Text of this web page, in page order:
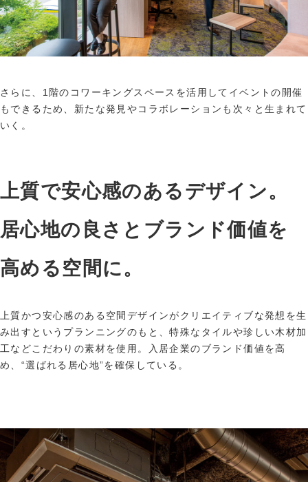
さらに、1階のコワーキングスペースを活用してイベントの開催
もできるため、新たな発見やコラボレーションも次々と生まれて
いく。
上質で安心感のあるデザイン。
居心地の良さとブランド価値を
高める空間に。
上質かつ安心感のある空間デザインがクリエイティブな発想を生
み出すというプランニングのもと、特殊なタイルや珍しい木材加
工などこだわりの素材を使用。入居企業のブランド価値を高
め、“選ばれる居心地”を確保している。